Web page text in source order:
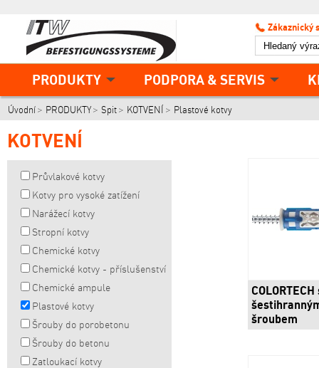
PRODUKTY PODPORA & SERVIS
Zákaznický
Úvodní PRODUKTY Spit KOTVENÍ Plastové kotvy
KOTVENÍ
Průvlakové kotvy
Kotvy pro vysoké zatížení
Narážecí kotvy
Stropní kotvy
Chemické kotvy
Chemické kotvy - příslušenství
Chemické ampule
Plastové kotvy
Šrouby do porobetonu
Šrouby do betonu
Zatloukací kotvy
COLORTECH
šroubem